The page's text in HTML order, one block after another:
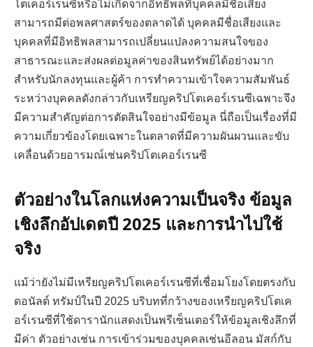
โตเคอร์เรนซีหรือไม่เกิดจากอิทธิพลที่บุคคลมีชื่อเสียง
สามารถมีต่อพลศาสตร์ของตลาดได้ บุคคลมีชื่อเสียงและ
บุคคลที่มีอิทธิพลสามารถเปลี่ยนแปลงความสนใจของ
สาธารณะและส่งผลต่อมูลค่าของสินทรัพย์ได้อย่างมาก
สำหรับนักลงทุนและผู้ค้า การทำความเข้าใจความสัมพันธ์
ระหว่างบุคคลดังกล่าวกับเหรียญคริปโตเคอร์เรนซีเฉพาะจึง
มีความสำคัญต่อการตัดสินใจอย่างมีข้อมูล นี่ถือเป็นเรื่องที่มี
ความเกี่ยวข้องโดยเฉพาะในตลาดที่มีความผันผวนและขับ
เคลื่อนด้วยอารมณ์เช่นคริปโตเคอร์เรนซี
ตัวอย่างในโลกแห่งความเป็นจริง ข้อมูล
เชิงลึกอัปเดตปี 2025 และการนำไปใช้
จริง
แม้ว่ายังไม่มีเหรียญคริปโตเคอร์เรนซีที่เชื่อมโยงโดยตรงกับ
ดอนัลด์ ทรัมป์ในปี 2025 บริบทที่กว้างของเหรียญคริปโตเค
อร์เรนซีที่ใช้ดารานักแสดงเป็นพรีเซ็นเตอร์ให้ข้อมูลเชิงลึกที่
มีค่า ตัวอย่างเช่น การเข้าร่วมของบุคคลเช่นอีลอน มัสก์กับ